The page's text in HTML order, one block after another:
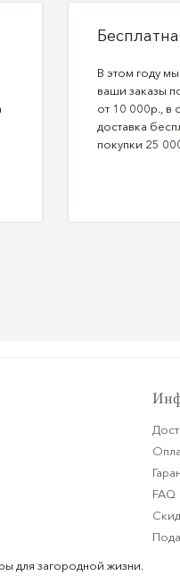
В этом году
ваши заказы
от 10 000р., в
доставка
покупки 25
FAQ
для загородной жизни.